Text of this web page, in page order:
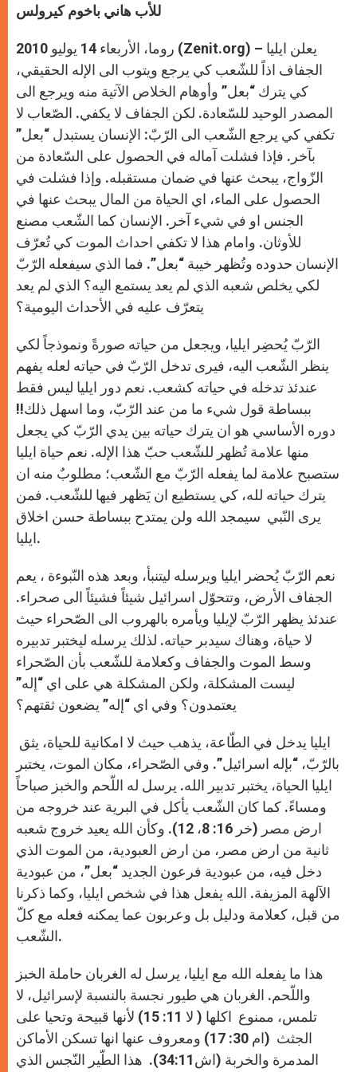
للأب هاني باخوم كيرولس
روما، الأربعاء 14 يوليو 2010 (Zenit.org) – يعلن ايليا
الجفاف اذاً للشّعب كي يرجع ويتوب الى الإله الحقيقي،
كي يترك “بعل” وأوهام الخلاص الآتية منه ويرجع الى
المصدر الوحيد للسّعادة. لكن الجفاف لا يكفي. الصّعاب لا
تكفي كي يرجع الشّعب الى الرّبّ: الإنسان يستبدل “بعل”
بآخر. فإذا فشلت آماله في الحصول على السّعادة من
الزّواج، يبحث عنها في ضمان مستقبله. وإذا فشلت في
الحصول على الماء، اي الحياة من المال يبحث عنها في
الجنس او في شيء آخر. الإنسان كما الشّعب مصنع
للأوثان. وامام هذا لا تكفي احداث الموت كي تُعرّف
الإنسان حدوده وتُظهر خيبة “بعل”. فما الذي سيفعله الرّبّ
لكي يخلص شعبه الذي لم يعد يستمع اليه؟ الذي لم يعد
يتعرّف عليه في الأحداث اليومية؟
الرّبّ يُحضِر ايليا، ويجعل من حياته صورةً ونموذجاً لكي
ينظر الشّعب اليه، فيرى تدخل الرّبّ في حياته لعله يفهم
عندئذ تدخله في حياته كشعب. نعم دور ايليا ليس فقط
ببساطة قول شيء ما من عند الرّبّ، وما اسهل ذلك!!
دوره الأساسي هو ان يترك حياته بين يدي الرّبّ كي يجعل
منها علامة تُظهر للشّعب حبّ هذا الإله. نعم حياة ايليا
ستصبح علامة لما يفعله الرّبّ مع الشّعب؛ مطلوبٌ منه ان
يترك حياته لله، كي يستطيع ان يَظهر فيها للشّعب. فمن
يرى النّبي سيمجد الله ولن يمتدح ببساطة حسن اخلاق
ايليا.
نعم الرّبّ يُحضر ايليا ويرسله ليتنبأ، وبعد هذه النّبوءة ، يعم
الجفاف الأرض، وتتحوّل اسرائيل شيئاً فشيئاً الى صحراء.
عندئذ يظهر الرّبّ لإيليا ويأمره بالهروب الى الصّحراء حيث
لا حياة، وهناك سيدبر حياته. لذلك يرسله ليختبر تدبيره
وسط الموت والجفاف وكعلامة للشّعب بأن الصّحراء
ليست المشكلة، ولكن المشكلة هي على اي “إله”
يعتمدون؟ وفي اي “إله” يضعون ثقتهم؟
بالرّبّ، “بإله اسرائيل”. وفي الصّحراء، مكان الموت، يختبر
ايليا الحياة، يختبر تدبير الله. يرسل له اللّحم والخبز صباحاً
ومساءً. كما كان الشّعب يأكل في البرية عند خروجه من
ارض مصر (خر 16: 8، 12). وكأن الله يعيد خروج شعبه
ثانية من ارض مصر، من ارض العبودية، من الموت الذي
دخل فيه، من عبودية فرعون الجديد “بعل”، من عبودية
الآلهة المزيفة. الله يفعل هذا في شخص ايليا، وكما ذكرنا
من قبل، كعلامة ودليل بل وعربون عما يمكنه فعله مع كلّ
الشّعب.
هذا ما يفعله الله مع ايليا، يرسل له الغربان حاملة الخبز
واللّحم. الغربان هي طيور نجسة بالنسبة لإسرائيل، لا
تلمس، ممنوع اكلها ( لا 11: 15) لأنها قبيحة وتحيا على
الجثث (ام 30: 17) ومعروف عنها انها تسكن الأماكن
المدمرة والخربة (اش34:11). هذا الطّير النّجس الذي